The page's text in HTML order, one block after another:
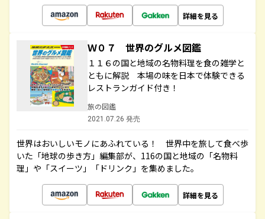
詳細を見る
Ｗ０７ 世界のグルメ図鑑
１１６の国と地域の名物料理を食の雑学と
ともに解説 本場の味を日本で体験できる
レストランガイド付き！
旅の図鑑
2021.07.26 発売
世界はおいしいモノにあふれている！ 世界中を旅して食べ歩
いた「地球の歩き方」編集部が、116の国と地域の「名物料
理」や「スイーツ」「ドリンク」を集めました。
詳細を見る